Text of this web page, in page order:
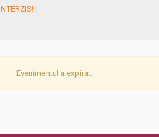
Evenimentul a expirat.